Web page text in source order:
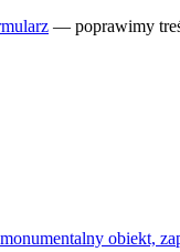
— poprawimy
obiekt,